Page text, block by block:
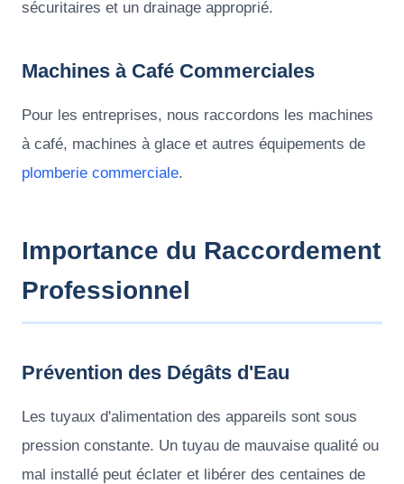
sécuritaires et un drainage approprié.
Machines à Café Commerciales
Pour les entreprises, nous raccordons les machines
à café, machines à glace et autres équipements de
plomberie commerciale.
Importance du Raccordement
Professionnel
Prévention des Dégâts d'Eau
Les tuyaux d'alimentation des appareils sont sous
pression constante. Un tuyau de mauvaise qualité ou
mal installé peut éclater et libérer des centaines de